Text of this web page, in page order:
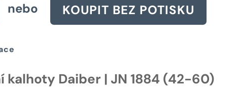
nebo KOUPIT BEZ POTISKU
Daiber | JN 1884 (42-60)